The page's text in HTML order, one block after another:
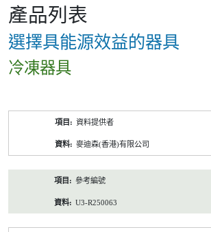
產品列表
選擇具能源效益的器具
冷凍器具
資料提供者
麥迪森(香港)有限公司
參考編號
U3-R250063